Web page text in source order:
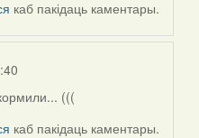
каб пакідаць каментары.
(((
каб пакідаць каментары.